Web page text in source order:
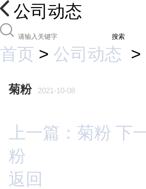
公司动态
搜索
首页 > 公司动态 >
菊粉 2021-10-08
上一篇：菊粉 下
粉
返回